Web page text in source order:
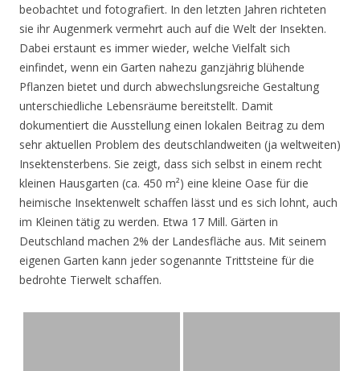
beobachtet und fotografiert. In den letzten Jahren richteten
sie ihr Augenmerk vermehrt auch auf die Welt der Insekten.
Dabei erstaunt es immer wieder, welche Vielfalt sich
einfindet, wenn ein Garten nahezu ganzjährig blühende
Pflanzen bietet und durch abwechslungsreiche Gestaltung
unterschiedliche Lebensräume bereitstellt. Damit
dokumentiert die Ausstellung einen lokalen Beitrag zu dem
sehr aktuellen Problem des deutschlandweiten (ja weltweiten)
Insektensterbens. Sie zeigt, dass sich selbst in einem recht
kleinen Hausgarten (ca. 450 m²) eine kleine Oase für die
heimische Insektenwelt schaffen lässt und es sich lohnt, auch
im Kleinen tätig zu werden. Etwa 17 Mill. Gärten in
Deutschland machen 2% der Landesfläche aus. Mit seinem
eigenen Garten kann jeder sogenannte Trittsteine für die
bedrohte Tierwelt schaffen.